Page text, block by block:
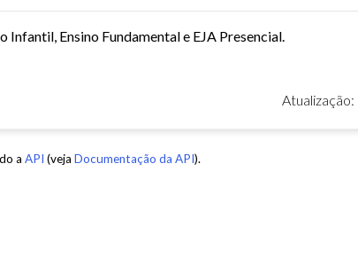
Infantil, Ensino Fundamental e EJA Presencial.
Atualização:
a API (veja Documentação da API).